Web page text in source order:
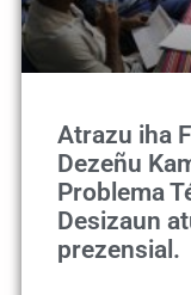
Atrazu iha
Dezeñu
Problema
Desizaun
prezensial.